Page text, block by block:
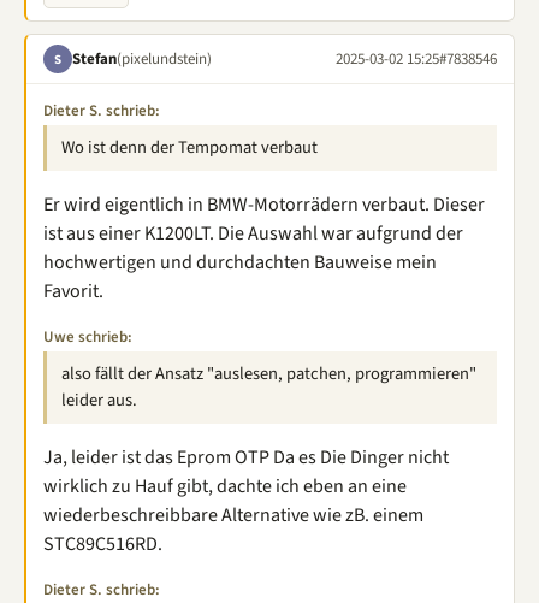
S Stefan(pixelundstein) 2025-03-02 15:25#7838546
Dieter S. schrieb:
Wo ist denn der Tempomat verbaut
Er wird eigentlich in BMW-Motorrädern verbaut. Dieser
ist aus einer K1200LT. Die Auswahl war aufgrund der
hochwertigen und durchdachten Bauweise mein
Favorit.
Uwe schrieb:
also fällt der Ansatz "auslesen, patchen, programmieren"
leider aus.
Ja, leider ist das Eprom OTP Da es Die Dinger nicht
wirklich zu Hauf gibt, dachte ich eben an eine
wiederbeschreibbare Alternative wie zB. einem
STC89C516RD.
Dieter S. schrieb: